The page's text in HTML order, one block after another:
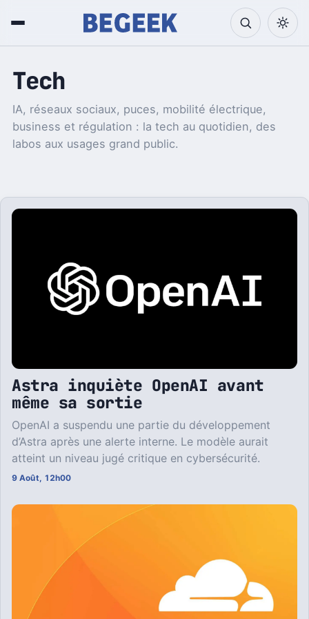
Tech
IA, réseaux sociaux, puces, mobilité électrique,
business et régulation : la tech au quotidien, des
labos aux usages grand public.
Astra inquiète OpenAI avant
même sa sortie
OpenAI a suspendu une partie du développement
d’Astra après une alerte interne. Le modèle aurait
atteint un niveau jugé critique en cybersécurité.
9 Août, 12h00